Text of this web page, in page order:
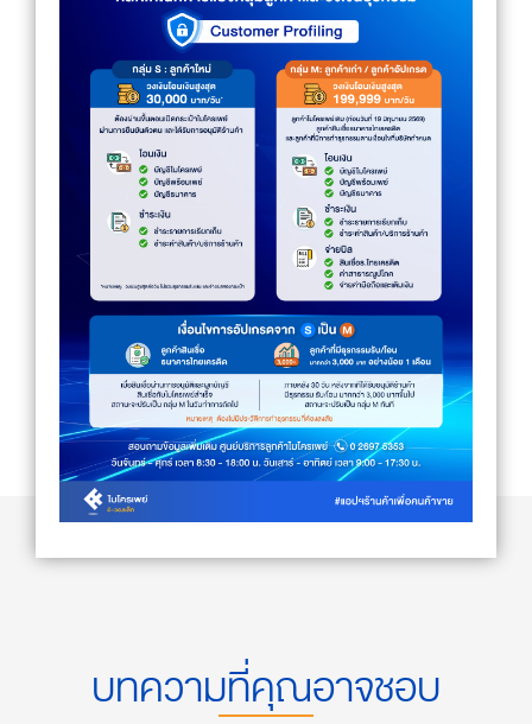
บทความที่คุณอาจชอบ